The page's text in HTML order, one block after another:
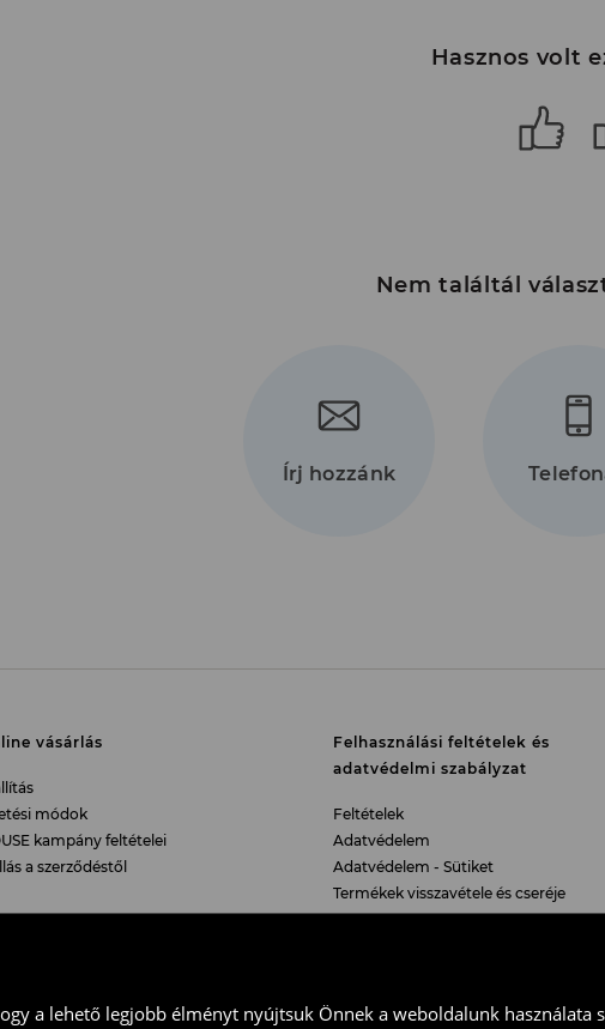
a lehető legjobb élményt nyújtsuk Önnek a weboldalunk használata
Hasznos volt
Nem találtál
Írj hozzánk
74
vásárlás
módok
kampány feltételei
a szerződéstől
Felhasználási feltételek és
adatvédelmi szabályzat
Feltételek
Adatvédelem
Adatvédelem - Sütiket
Termékek visszavétele és cseréje
hagyományos üzletekben